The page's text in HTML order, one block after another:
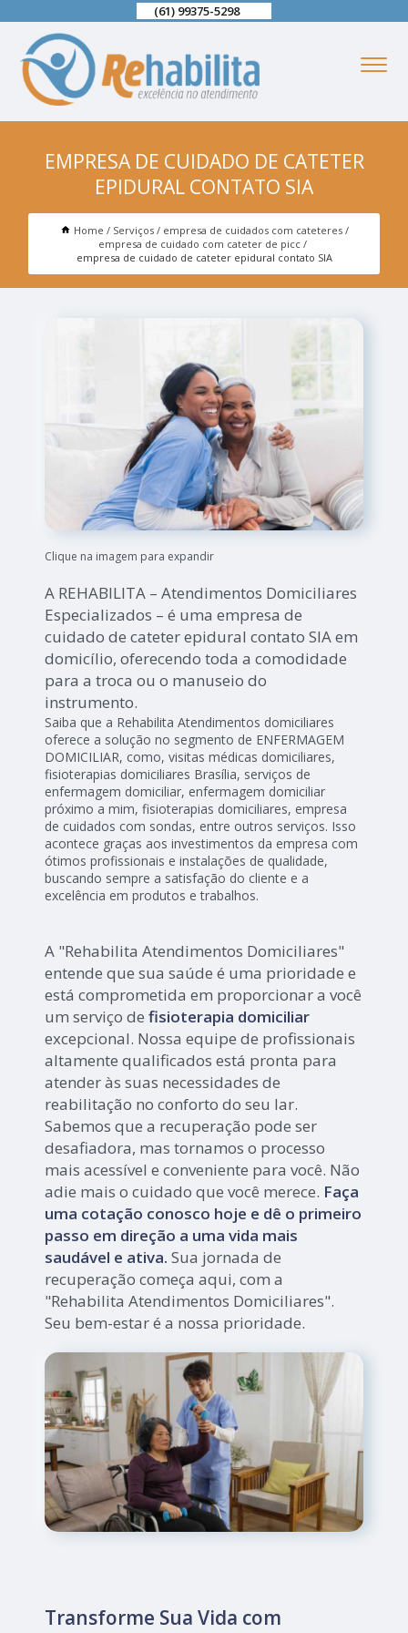
(61) 99375-5298
EMPRESA DE CUIDADO DE CATETER
EPIDURAL CONTATO SIA
Home Serviços
empresa de cuidados com cateteres
empresa de cuidado com cateter de picc
empresa de cuidado de cateter epidural contato SIA
Clique na imagem para expandir
A REHABILITA – Atendimentos Domiciliares
Especializados – é uma empresa de
cuidado de cateter epidural contato SIA em
domicílio, oferecendo toda a comodidade
para a troca ou o manuseio do
instrumento.
Saiba que a Rehabilita Atendimentos domiciliares
oferece a solução no segmento de ENFERMAGEM
DOMICILIAR, como, visitas médicas domiciliares,
fisioterapias domiciliares Brasília, serviços de
enfermagem domiciliar, enfermagem domiciliar
próximo a mim, fisioterapias domiciliares, empresa
de cuidados com sondas, entre outros serviços. Isso
acontece graças aos investimentos da empresa com
ótimos profissionais e instalações de qualidade,
buscando sempre a satisfação do cliente e a
excelência em produtos e trabalhos.
A "Rehabilita Atendimentos Domiciliares"
entende que sua saúde é uma prioridade e
está comprometida em proporcionar a você
um serviço defisioterapia domiciliar
excepcional. Nossa equipe de profissionais
altamente qualificados está pronta para
atender às suas necessidades de
reabilitação no conforto do seu lar.
Sabemos que a recuperação pode ser
desafiadora, mas tornamos o processo
mais acessível e conveniente para você. Não
adie mais o cuidado que você merece. Faça
uma cotação conosco hoje e dê o primeiro
passo em direção a uma vida mais
saudável e ativa. Sua jornada de
recuperação começa aqui, com a
"Rehabilita Atendimentos Domiciliares".
Seu bem-estar é a nossa prioridade.
Transforme Sua Vida com